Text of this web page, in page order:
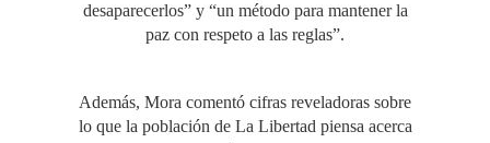
desaparecerlos” y “un método para mantener la
paz con respeto a las reglas”.
Además, Mora comentó cifras reveladoras sobre
lo que la población de La Libertad piensa acerca